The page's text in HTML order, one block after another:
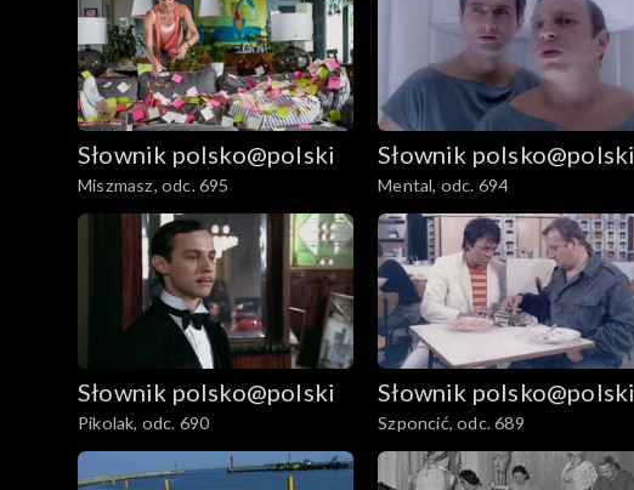
Słownik polsko@polski
Miszmasz, odc. 695
Słownik polsko@polski
Mental, odc. 694
Słownik polsko@polski
Pikolak, odc. 690
Słownik polsko@polski
Szponcić, odc. 689